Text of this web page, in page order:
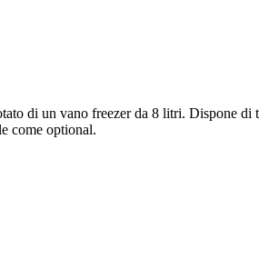
di un vano freezer da 8 litri. Dispone di
come optional.